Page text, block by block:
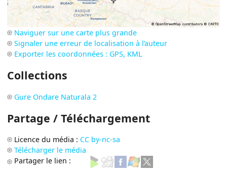
Naviguer sur une carte plus grande
Signaler une erreur de localisation à l’auteur
Exporter les coordonnées : GPS, KML
Collections
Gure Ondare Naturala 2
Partage / Téléchargement
Licence du média : CC by-nc-sa
Télécharger le média
Partager le lien :